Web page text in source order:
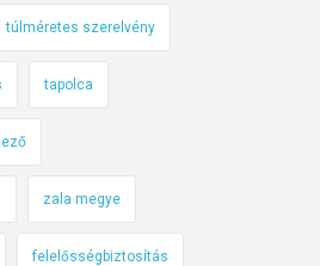
túlméretes szerelvény
tapolca
zala megye
felelősségbiztosítás